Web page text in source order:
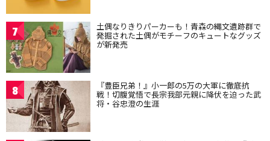
7 土偶なりきりパーカーも！青森の縄文遺跡群で
発掘された土偶がモチーフのキュートなグッズ
が新発売
8 『豊臣兄弟！』小一郎の5万の大軍に徹底抗
戦！切腹覚悟で長宗我部元親に降伏を迫った武
将・谷忠澄の生涯